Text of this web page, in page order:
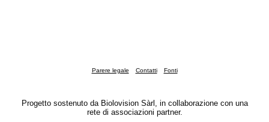
Parere legale Contatti Fonti
Progetto sostenuto da Biolovision Sàrl, in collaborazione con una
rete di associazioni partner.